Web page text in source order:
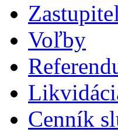
Voľby
Cenník